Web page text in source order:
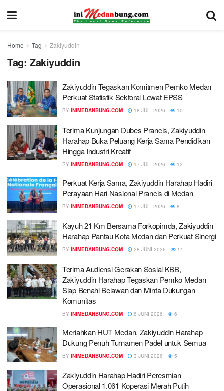
Home Tag Zakiyuddin
Tag: Zakiyuddin
Zakiyuddin Tegaskan Komitmen Pemko Medan
Perkuat Statistik Sektoral Lewat EPSS
BY INIMEDANBUNG.COM 18 JULI 2026 10
Terima Kunjungan Dubes Prancis, Zakiyuddin
Harahap Buka Peluang Kerja Sama Pendidikan
Hingga Industri Kreatif
BY INIMEDANBUNG.COM 17 JULI 2026 12
Perkuat Kerja Sama, Zakiyuddin Harahap Hadiri
Perayaan Hari Nasional Prancis di Medan
BY INIMEDANBUNG.COM 17 JULI 2026 8
Kayuh 21 Km Bersama Forkopimda, Zakiyuddin
Harahap Pantau Kota Medan dan Perkuat Sinergi
BY INIMEDANBUNG.COM 28 JUNI 2026 14
Terima Audiensi Gerakan Sosial KBB,
Zakiyuddin Harahap Tegaskan Pemko Medan
Siap Benahi Belawan dan Minta Dukungan
Komunitas
BY INIMEDANBUNG.COM 6 JUNI 2026 6
Meriahkan HUT Medan, Zakiyuddin Harahap
Dukung Penuh Turnamen Padel untuk Semua
BY INIMEDANBUNG.COM 3 JUNI 2026 5
Zakiyuddin Harahap Hadiri Peresmian
Operasional 1.061 Koperasi Merah Putih